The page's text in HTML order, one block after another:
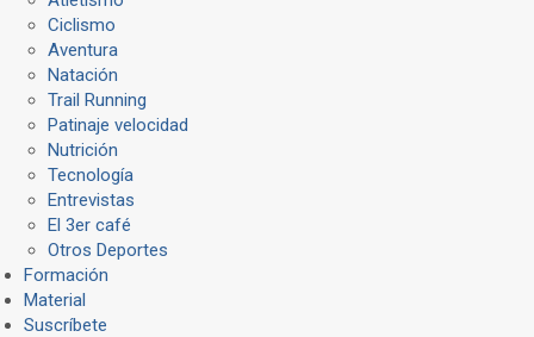
Ciclismo
Aventura
Natación
Trail Running
Patinaje velocidad
Nutrición
Tecnología
Entrevistas
El 3er café
Otros Deportes
Formación
Material
Suscríbete